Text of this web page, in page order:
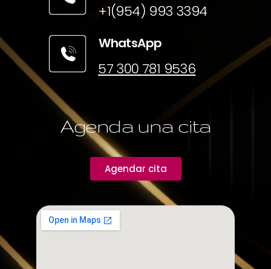
+1(954) 993 3394
WhatsApp
57 300 781 9536
Agenda una cita
Agendar cita